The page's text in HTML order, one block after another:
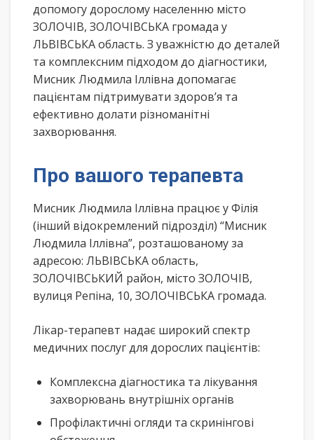
допомогу дорослому населенню місто
ЗОЛОЧІВ, ЗОЛОЧІВСЬКА громада у
ЛЬВІВСЬКА область. З уважністю до деталей
та комплексним підходом до діагностики,
Мисник Людмила Іллівна допомагає
пацієнтам підтримувати здоров’я та
ефективно долати різноманітні
захворювання.
Про вашого терапевта
Мисник Людмила Іллівна працює у Філія
(інший відокремлений підрозділ) “Мисник
Людмила Іллівна”, розташованому за
адресою: ЛЬВІВСЬКА область,
ЗОЛОЧІВСЬКИЙ район, місто ЗОЛОЧІВ,
вулиця Репіна, 10, ЗОЛОЧІВСЬКА громада.
Лікар-терапевт надає широкий спектр
медичних послуг для дорослих пацієнтів:
Комплексна діагностика та лікування
захворювань внутрішніх органів
Профілактичні огляди та скринінгові